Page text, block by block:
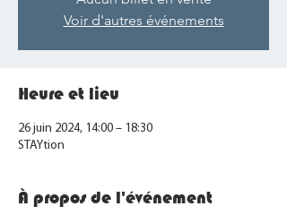
Voir d'autres événements
Heure et lieu
26 juin 2024, 14:00 – 18:30
STAYtion
À propos de l'événement